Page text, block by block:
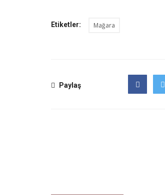
Etiketler: Mağara
Paylaş